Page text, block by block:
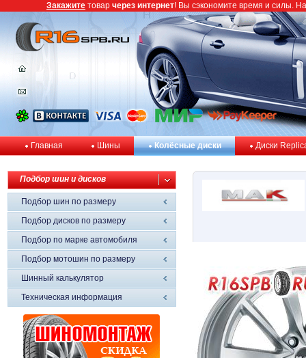
Главная Шины Колёсные диски Диски
Подбор шин и дисков
Подбор шин по размеру
Подбор дисков по размеру
Подбор по марке автомобиля
Подбор мотошин по размеру
Шинный калькулятор
Техническая информация
Закажите товар через интернет! Вы сэкономите время и силы.